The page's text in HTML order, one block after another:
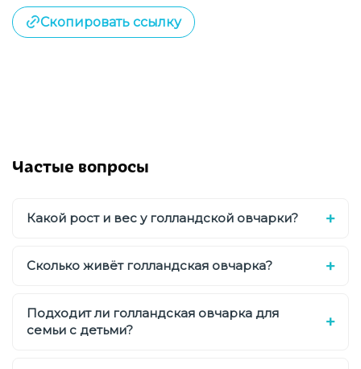
Скопировать ссылку
Частые вопросы
Какой рост и вес у голландской овчарки?
Сколько живёт голландская овчарка?
Подходит ли голландская овчарка для
семьи с детьми?